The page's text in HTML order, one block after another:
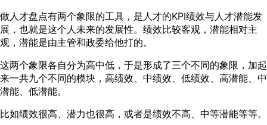
做人才盘点有两个象限的工具，是人才的KPI绩效与人才潜能发
展，也就是这个人未来的发展性。绩效比较客观，潜能相对主
观，潜能是由主管和政委给他打的。
这两个象限各自分为高中低，于是形成了三个不同的象限，加起
来一共九个不同的模块，高绩效、中绩效、低绩效、高潜能、中
潜能、低潜能。
比如绩效很高、潜力也很高，或者是绩效不高、中等潜能等等。